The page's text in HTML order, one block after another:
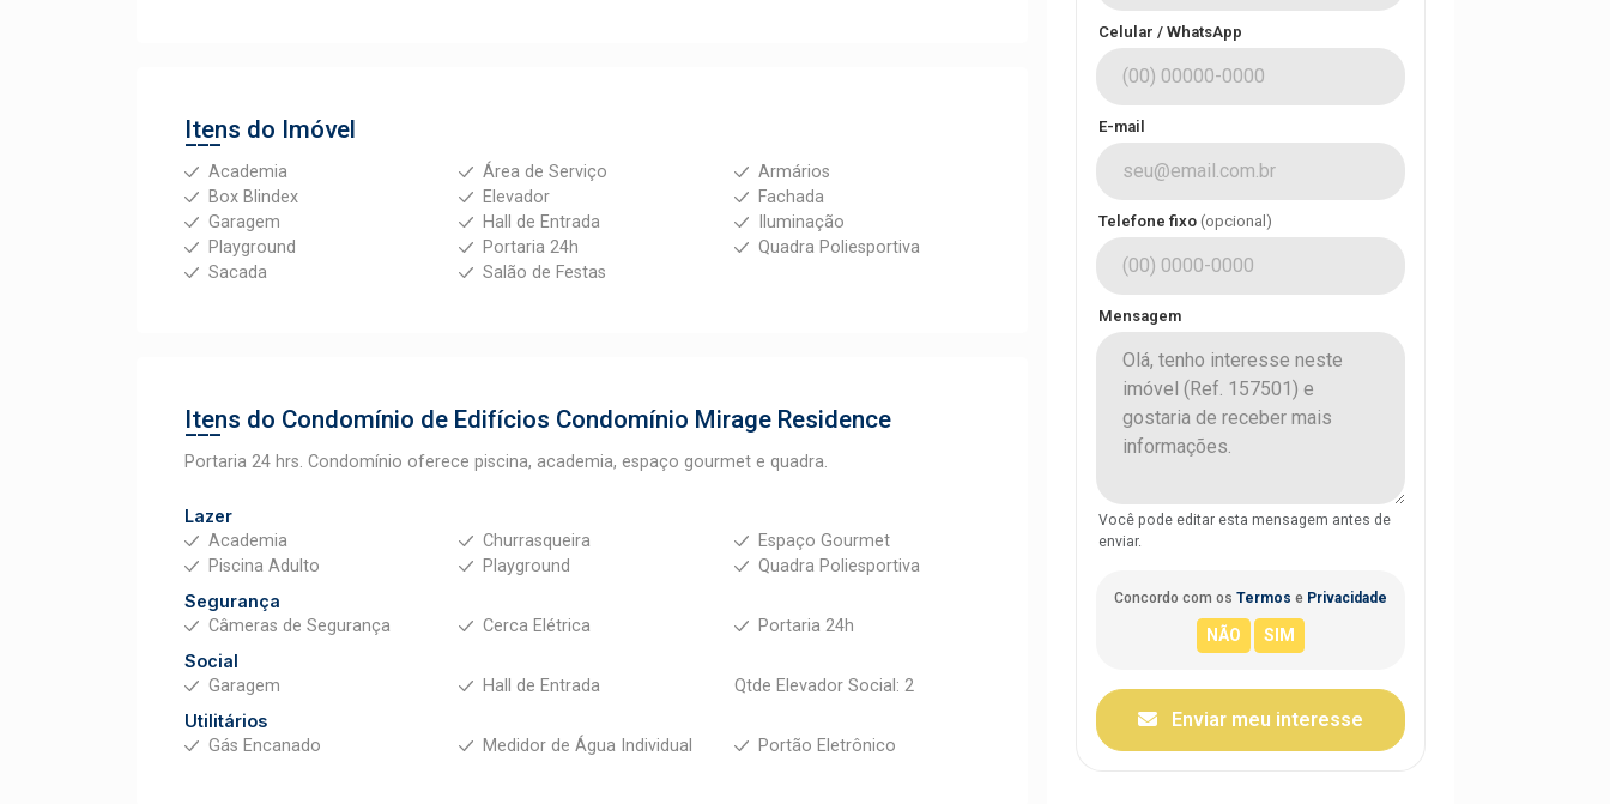
Itens do Imóvel
Academia Área de Serviço
Armários
Box Blindex
Elevador
Fachada
Garagem
Hall de Entrada
Iluminação
Playground
Portaria 24h
Quadra Poliesportiva
Sacada
Salão de Festas
Itens do Condomínio de Edifícios Condomínio Mirage Residence
Portaria 24 hrs. Condomínio oferece piscina, academia, espaço gourmet e quadra.
Lazer
Academia
Churrasqueira
Espaço Gourmet
Piscina Adulto
Playground
Quadra Poliesportiva
Segurança
Câmeras de Segurança
Cerca Elétrica
Portaria 24h
Social
Garagem
Hall de Entrada
Qtde Elevador Social: 2
Utilitários
Gás Encanado
Medidor de Água Individual Portão Eletrônico
Celular / WhatsApp
E-mail
Telefone fixo (opcional)
Mensagem
Você pode editar esta mensagem antes de
enviar.
Concordo com os Termos e Privacidade
Enviar meu interesse